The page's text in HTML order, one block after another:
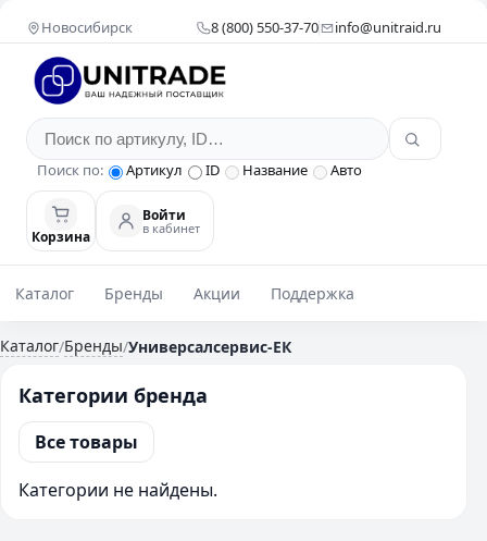
Новосибирск 8 (800) 550-37-70 info@unitraid.ru
Поиск по: Артикул ID Название Авто
Корзина
Войти
в кабинет
Каталог Бренды Акции Поддержка
Каталог/Бренды/Универсалсервис-ЕК
Категории бренда
Все товары
Категории не найдены.